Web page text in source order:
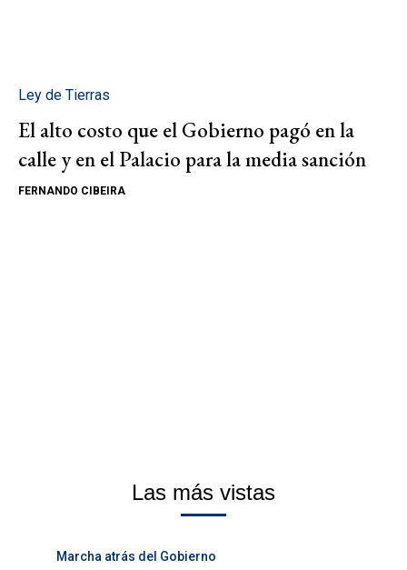
Ley de Tierras
El alto costo que el Gobierno pagó en la
calle y en el Palacio para la media sanción
FERNANDO CIBEIRA
Las más vistas
Marcha atrás del Gobierno